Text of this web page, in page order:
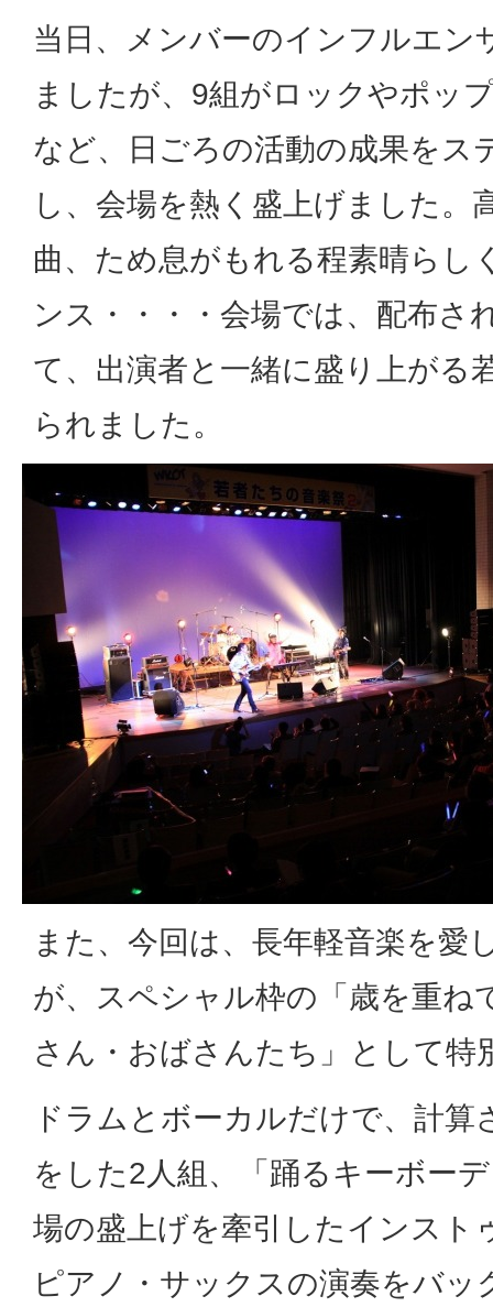
当日、メンバーのインフルエン
ましたが、9組がロックやポッ
など、日ごろの活動の成果をス
し、会場を熱く盛上げました。
曲、ため息がもれる程素晴らし
ンス・・・・会場では、配布さ
て、出演者と一緒に盛り上がる
られました。
また、今回は、長年軽音楽を愛
が、スペシャル枠の「歳を重ね
さん・おばさんたち」として特
ドラムとボーカルだけで、計
をした2人組、「踊るキーボー
場の盛上げを牽引したインスト
ピアノ・サックスの演奏をバッ